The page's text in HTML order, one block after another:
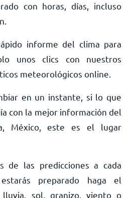
con horas, días, incluso
informe del clima para
unos clics con nuestros
meteorológicos online.
en un instante, si lo que
con la mejor información del
México, este es el lugar
de las predicciones a cada
preparado haga el
sol, granizo, viento o